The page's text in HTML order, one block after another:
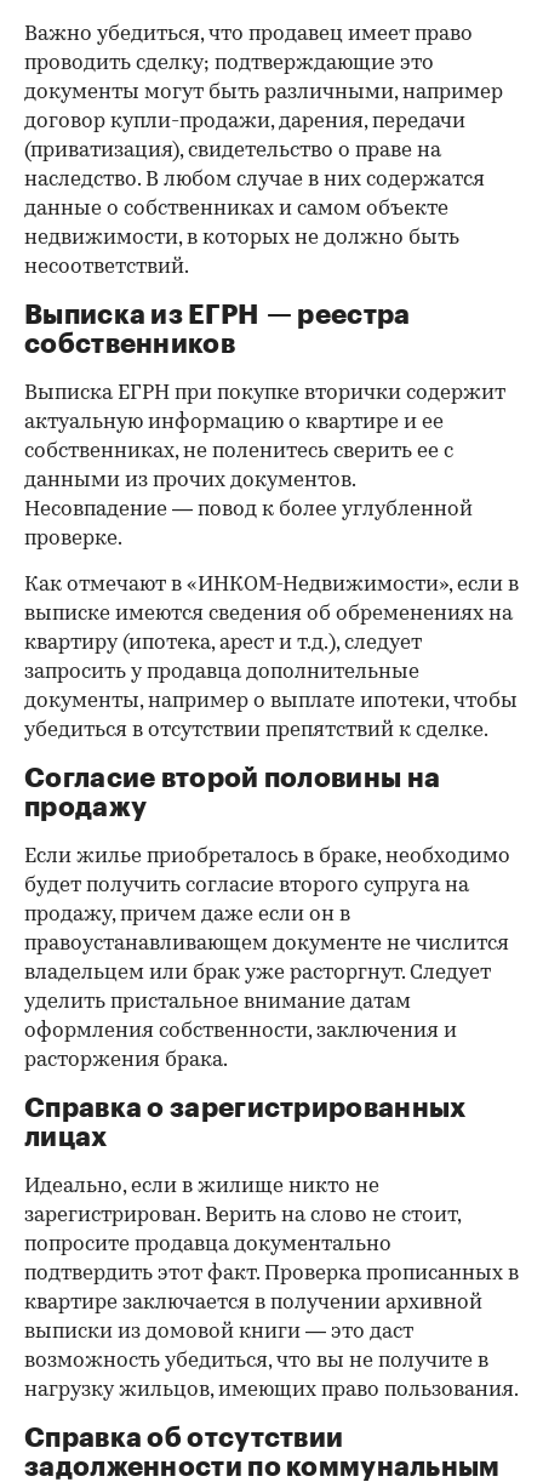
Важно убедиться, что продавец имеет право
проводить сделку; подтверждающие это
документы могут быть различными, например
договор купли-продажи, дарения, передачи
(приватизация), свидетельство о праве на
наследство. В любом случае в них содержатся
данные о собственниках и самом объекте
недвижимости, в которых не должно быть
несоответствий.
Выписка из ЕГРН — реестра
собственников
Выписка ЕГРН при покупке вторички содержит
актуальную информацию о квартире и ее
собственниках, не поленитесь сверить ее с
данными из прочих документов.
Несовпадение — повод к более углубленной
проверке.
Как отмечают в «ИНКОМ-Недвижимости», если в
выписке имеются сведения об обременениях на
квартиру (ипотека, арест и т.д.), следует
запросить у продавца дополнительные
документы, например о выплате ипотеки, чтобы
убедиться в отсутствии препятствий к сделке.
Согласие второй половины на
продажу
Если жилье приобреталось в браке, необходимо
будет получить согласие второго супруга на
продажу, причем даже если он в
правоустанавливающем документе не числится
владельцем или брак уже расторгнут. Следует
уделить пристальное внимание датам
оформления собственности, заключения и
расторжения брака.
Справка о зарегистрированных
лицах
Идеально, если в жилище никто не
зарегистрирован. Верить на слово не стоит,
попросите продавца документально
подтвердить этот факт. Проверка прописанных в
квартире заключается в получении архивной
выписки из домовой книги — это даст
возможность убедиться, что вы не получите в
нагрузку жильцов, имеющих право пользования.
Справка об отсутствии
задолженности по коммунальным